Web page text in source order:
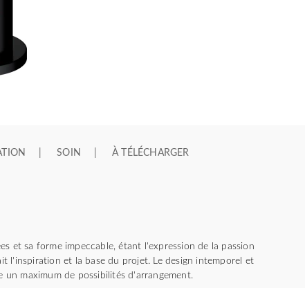
SOIN À TÉLÉCHARGER
et sa forme impeccable, étant l'expression de la passion
l'inspiration et la base du projet. Le design intemporel et
maximum de possibilités d'arrangement.